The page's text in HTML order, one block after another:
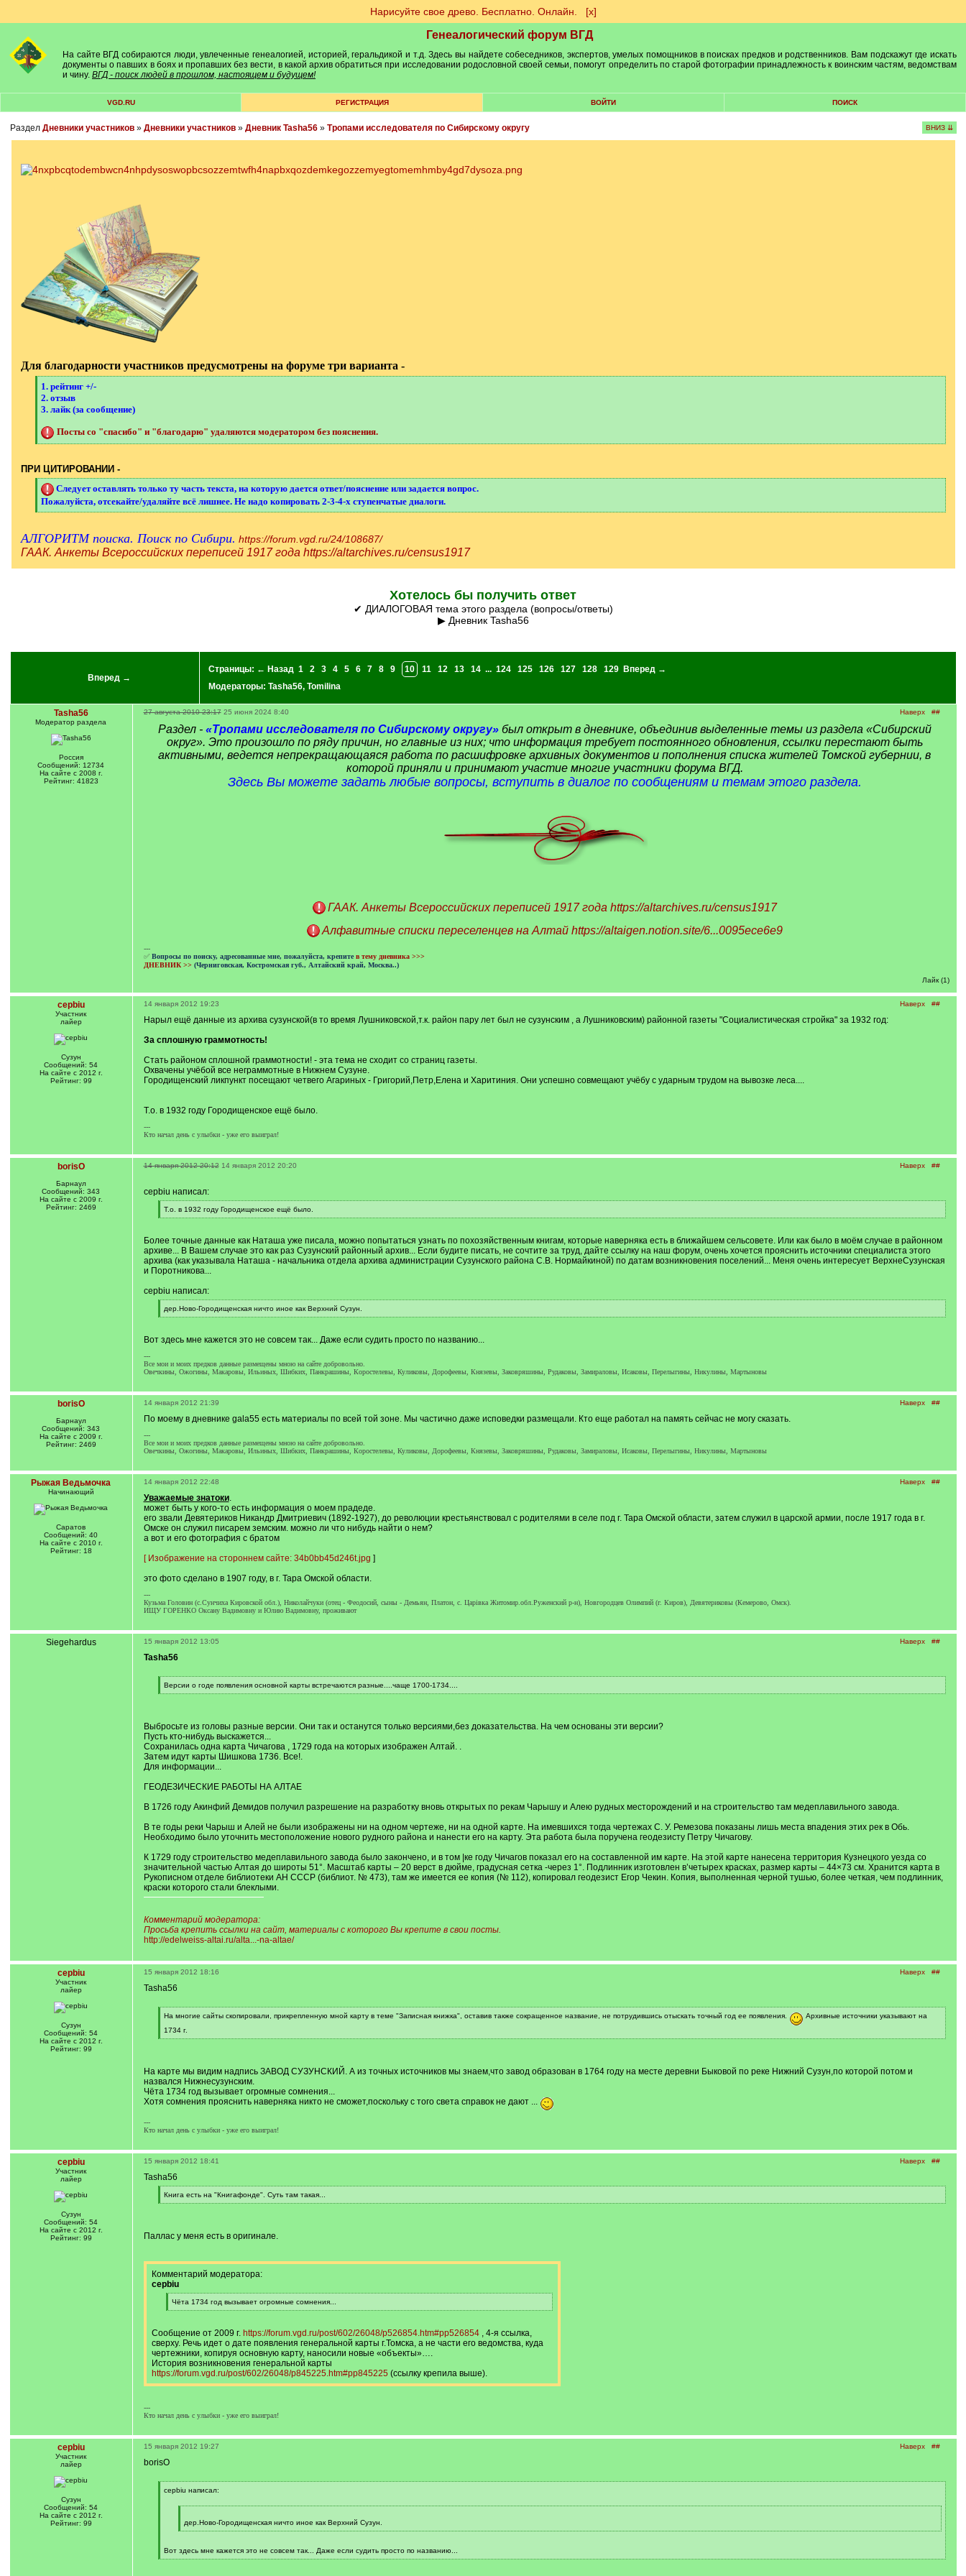
Нарисуйте свое древо. Бесплатно. Онлайн. [х]
Генеалогический форум ВГД
На сайте ВГД собираются люди, увлеченные генеалогией, историей, геральдикой и т.д. Здесь вы найдете собеседников, экспертов, умелых помощников в поисках предков и родственников. Вам подскажут где искать
документы о павших в боях и пропавших без вести, в какой архив обратиться при исследовании родословной своей семьи, помогут определить по старой фотографии принадлежность к воинским частям, ведомствам
и чину. ВГД - поиск людей в прошлом, настоящем и будущем!
VGD.RU РЕГИСТРАЦИЯ ВОЙТИ ПОИСК
Раздел Дневники участников» Дневники участников» Дневник Tasha56» Тропами исследователя по Сибирскому округу ВНИЗ ⇊
Для благодарности участников предусмотрены на форуме три варианта -
[
q
]
1. рейтинг +/-
2. отзыв
3. лайк (за сообщение)
Посты со "спасибо" и "благодарю" удаляются модератором без пояснения.
[
ПРИ ЦИТИРОВАНИИ -
[
q
Следует оставлять только ту часть текста, на которую дается ответ/пояснение или задается вопрос.
Пожалуйста, отсекайте/удаляйте всё лишнее. Не надо копировать 2-3-4-х ступенчатые диалоги.
[
]
АЛГОРИТМ поиска. Поиск по Сибири. https://forum.vgd.ru/24/108687/
ГААК. Анкеты Всероссийских переписей 1917 года https://altarchives.ru/census1917
Хотелось бы получить ответ
✔ ДИАЛОГОВАЯ тема этого раздела (вопросы/ответы)
▶ Дневник Tasha56
Вперед →
Страницы: ← Назад 1 2 3 4 5 6 7 8 9 10 11 12 13 14 ... 124 125 126 127 128 129
Вперед →
Модераторы: Tasha56, Tomilina
Tasha56
Модератор раздела
Россия
Сообщений: 12734
На сайте с 2008 г.
Рейтинг: 41823
Наверх ##
27 августа 2010 23:17 25 июня 2024 8:40
Раздел - «Тропами исследователя по Сибирскому округу» был открыт в дневнике, объединив выделенные темы из раздела «Сибирский
округ». Это произошло по ряду причин, но главные из них; что информация требует постоянного обновления, ссылки перестают быть
активными, ведется непрекращающаяся работа по расшифровке архивных документов и пополнения списка жителей Томской губернии, в
которой приняли и принимают участие многие участники форума ВГД.
Здесь Вы можете задать любые вопросы, вступить в диалог по сообщениям и темам этого раздела.
ГААК. Анкеты Всероссийских переписей 1917 года https://altarchives.ru/census1917
Алфавитные списки переселенцев на Алтай https://altaigen.notion.site/6...0095ece6e9
---
✅ Вопросы по поиску, адресованные мне, пожалуйста, крепите в тему дневника >>>
ДНЕВНИК >> (Черниговская, Костромская губ., Алтайский край, Москва..)
Лайк (1)
cepbiu
Участник
лайер
Сузун
Сообщений: 54
На сайте с 2012 г.
Рейтинг: 99
Наверх ##
14 января 2012 19:23
Нарыл ещё данные из архива сузунской(в то время Лушниковской,т.к. район пару лет был не сузунским , а Лушниковским) районной газеты "Социалистическая стройка" за 1932 год:
За сплошную граммотность!
Стать районом сплошной граммотности! - эта тема не сходит со страниц газеты.
Охвачены учёбой все неграммотные в Нижнем Сузуне.
Городищенский ликпункт посещают четвего Агариных - Григорий,Петр,Елена и Харитиния. Они успешно совмещают учёбу с ударным трудом на вывозке леса....
Т.о. в 1932 году Городищенское ещё было.
---
Кто начал день с улыбки - уже его выиграл!
borisO
Барнаул
Сообщений: 343
На сайте с 2009 г.
Рейтинг: 2469
Наверх ##
14 января 2012 20:12 14 января 2012 20:20
cepbiu написал:
[
q
Т.о. в 1932 году Городищенское ещё было.
[
]
Более точные данные как Наташа уже писала, можно попытаться узнать по похозяйственным книгам, которые наверняка есть в ближайшем сельсовете. Или как было в моём случае в районном
архиве... В Вашем случае это как раз Сузунский районный архив... Если будите писать, не сочтите за труд, дайте ссылку на наш форум, очень хочется прояснить источники специалиста этого
архива (как указывала Наташа - начальника отдела архива администрации Сузунского района С.В. Нормайкиной) по датам возникновения поселений... Меня очень интересует ВерхнеСузунская
и Поротникова...
cepbiu написал:
[
q
дер.Ново-Городищенская ничто иное как Верхний Сузун.
[
]
Вот здесь мне кажется это не совсем так... Даже если судить просто по названию...
---
Все мои и моих предков данные размещены мною на сайте добровольно.
Овечкины, Ожогины, Макаровы, Ильиных, Шибких, Панкрашины, Коростелевы, Куликовы, Дорофеевы, Князевы, Заковряшины, Рудаковы, Замираловы, Исаковы, Перелыгины, Никулины, Мартыновы
borisO
Барнаул
Сообщений: 343
На сайте с 2009 г.
Рейтинг: 2469
Наверх ##
14 января 2012 21:39
По моему в дневнике gala55 есть материалы по всей той зоне. Мы частично даже исповедки размещали. Кто еще работал на память сейчас не могу сказать.
---
Все мои и моих предков данные размещены мною на сайте добровольно.
Овечкины, Ожогины, Макаровы, Ильиных, Шибких, Панкрашины, Коростелевы, Куликовы, Дорофеевы, Князевы, Заковряшины, Рудаковы, Замираловы, Исаковы, Перелыгины, Никулины, Мартыновы
Рыжая Ведьмочка
Начинающий
Саратов
Сообщений: 40
На сайте с 2010 г.
Рейтинг: 18
Наверх ##
14 января 2012 22:48
Уважаемые знатоки.
может быть у кого-то есть информация о моем прадеде.
его звали Девятериков Никандр Дмитриевич (1892-1927), до революции крестьянствовал с родителями в селе под г. Тара Омской области, затем служил в царской армии, после 1917 года в г.
Омске он служил писарем земским. можно ли что нибудь найти о нем?
а вот и его фотография с братом
[ Изображение на стороннем сайте: 34b0bb45d246t.jpg ]
это фото сделано в 1907 году, в г. Тара Омской области.
---
Кузьма Головин (с.Сунчиха Кировской обл.), Николайчуки (отец - Феодосий, сыны - Демьян, Платон, с. Царiвка Житомир.обл.Руженский р-н), Новгородцев Олимпий (г. Киров), Девятериковы (Кемерово, Омск).
ИЩУ ГОРЕНКО Оксану Вадимовну и Юлию Вадимовну, проживают
Siegehardus Наверх ##
15 января 2012 13:05
Tasha56
[
q
Версии о годе появления основной карты встречаются разные....чаще 1700-1734....
[
Выбросьте из головы разные версии. Они так и останутся только версиями,без доказательства. На чем основаны эти версии?
Пусть кто-нибудь выскажется...
Сохранилась одна карта Чичагова , 1729 года на которых изображен Алтай. .
Затем идут карты Шишкова 1736. Все!.
Для информации...
ГЕОДЕЗИЧЕСКИЕ РАБОТЫ НА АЛТАЕ
В 1726 году Акинфий Демидов получил разрешение на разработку вновь открытых по рекам Чарышу и Алею руд­ных месторождений и на строительство там медеплавильно­го завода.
В те годы реки Чарыш и Алей не были изображены ни на одном чертеже, ни на одной карте. На имевшихся тогда чер­тежах С. У. Ремезова показаны лишь места впадения этих рек в Обь.
Необходимо было уточнить местоположение но­вого рудного района и нанести его на карту. Эта работа была поручена геодезисту Петру Чичагову.
К 1729 году строительство медеплавильного завода было закончено, и в том |ке году Чичагов показал его на состав­ленной им карте. На этой карте нанесена территория Куз­нецкого уезда со
значительной частью Алтая до широты 51°. Масштаб карты – 20 верст в дюйме, градусная сетка -через 1°. Подлинник изготовлен в’четырех красках, размер карты – 44×73 см. Хранится карта в
Рукописном отделе биб­лиотеки АН СССР (библиот. № 473), там же имеется ее ко­пия (№ 112), копировал геодезист Егор Чекин. Копия, вы­полненная черной тушью, более четкая, чем подлинник,
краски которого стали блеклыми.
Комментарий модератора:
Просьба крепить ссылки на сайт, материалы с которого Вы крепите в свои посты.
http://edelweiss-altai.ru/alta...-na-altae/
cepbiu
Участник
лайер
Сузун
Сообщений: 54
На сайте с 2012 г.
Рейтинг: 99
Наверх ##
15 января 2012 18:16
Tasha56
[
]
На многие сайты скопировали, прикрепленную мной карту в теме "Записная книжка", оставив также сокращенное название, не потрудившись отыскать точный год ее появления.
Архивные источники указывают на
1734 г.
[
На карте мы видим надпись ЗАВОД СУЗУНСКИЙ. А из точных источников мы знаем,что завод образован в 1764 году на месте деревни Быковой по реке Нижний Сузун,по которой потом и
назвался Нижнесузунским.
Чёта 1734 год вызывает огромные сомнения...
Хотя сомнения прояснить наверняка никто не сможет,поскольку с того света справок не дают ...
---
Кто начал день с улыбки - уже его выиграл!
cepbiu
Участник
лайер
Сузун
Сообщений: 54
На сайте с 2012 г.
Рейтинг: 99
Наверх ##
15 января 2012 18:41
Tasha56
[
q
Книга есть на "Книгафонде". Суть там такая...
[
Паллас у меня есть в оригинале.
Комментарий модератора:
cepbiu
[
q
Чёта 1734 год вызывает огромные сомнения...
[
]
Сообщение от 2009 г. https://forum.vgd.ru/post/602/26048/p526854.htm#pp526854, 4-я ссылка,
сверху. Речь идет о дате появления генеральной карты г.Томска, а не части его ведомства, куда
чертежники, копируя основную карту, наносили новые «объекты»….
История возникновения генеральной карты
https://forum.vgd.ru/post/602/26048/p845225.htm#pp845225(ссылку крепила выше).
---
Кто начал день с улыбки - уже его выиграл!
cepbiu
Участник
лайер
Сузун
Сообщений: 54
На сайте с 2012 г.
Рейтинг: 99
Наверх ##
15 января 2012 19:27
borisO
[cepbiu написал:
q
]
дер.Ново-Городищенская ничто иное как Верхний Сузун.
[
]
Вот здесь мне кажется это не совсем так... Даже если судить просто по названию...
[